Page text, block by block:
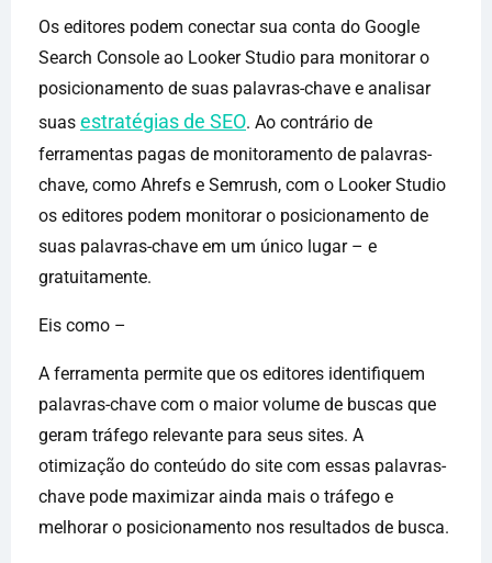
Os editores podem conectar sua conta do Google
Search Console ao Looker Studio para monitorar o
posicionamento de suas palavras-chave e analisar
suas estratégias de SEO. Ao contrário de
ferramentas pagas de monitoramento de palavras-
chave, como Ahrefs e Semrush, com o Looker Studio
os editores podem monitorar o posicionamento de
suas palavras-chave em um único lugar – e
gratuitamente.
Eis como –
A ferramenta permite que os editores identifiquem
palavras-chave com o maior volume de buscas que
geram tráfego relevante para seus sites. A
otimização do conteúdo do site com essas palavras-
chave pode maximizar ainda mais o tráfego e
melhorar o posicionamento nos resultados de busca.